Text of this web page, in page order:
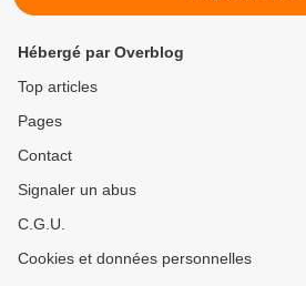
Hébergé par Overblog
Top articles
Pages
Contact
Signaler un abus
C.G.U.
Cookies et données personnelles